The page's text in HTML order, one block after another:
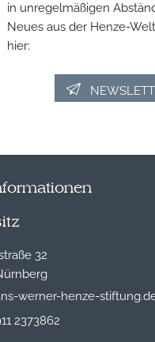
in unregelmäßigen
Neues aus der Henze-
hier:
32
werner-henze-
2373862